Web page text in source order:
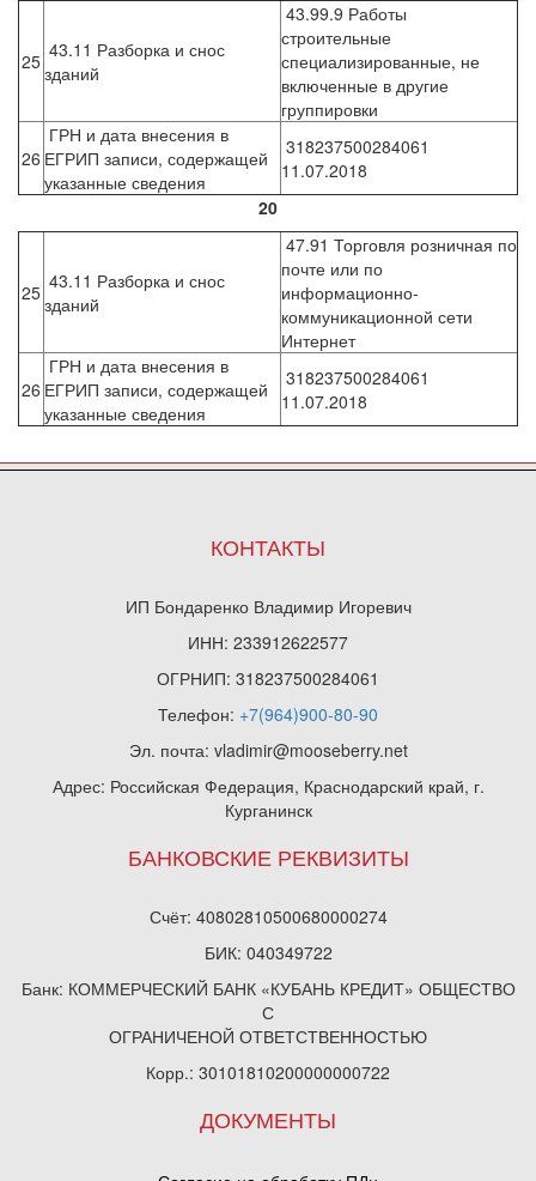
25 43.11 Разборка и снос
зданий
43.99.9 Работы
строительные
специализированные, не
включенные в другие
группировки
26
ГРН и дата внесения в
ЕГРИП записи, содержащей
указанные сведения
318237500284061
11.07.2018
20
25 43.11 Разборка и снос
зданий
47.91 Торговля розничная по
почте или по
информационно-
коммуникационной сети
Интернет
26
ГРН и дата внесения в
ЕГРИП записи, содержащей
указанные сведения
318237500284061
11.07.2018
КОНТАКТЫ
ИП Бондаренко Владимир Игоревич
ИНН: 233912622577
ОГРНИП: 318237500284061
Телефон: +7(964)900-80-90
Эл. почта: vladimir@mooseberry.net
Адрес: Российская Федерация, Краснодарский край, г.
Курганинск
БАНКОВСКИЕ РЕКВИЗИТЫ
Счёт: 40802810500680000274
БИК: 040349722
Банк: КОММЕРЧЕСКИЙ БАНК «КУБАНЬ КРЕДИТ» ОБЩЕСТВО
С
ОГРАНИЧЕНОЙ ОТВЕТСТВЕННОСТЬЮ
Корр.: 30101810200000000722
ДОКУМЕНТЫ